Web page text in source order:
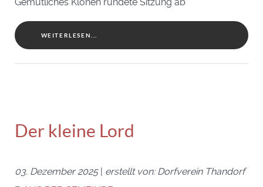
WEITERLESEN...
Der kleine Lord
03. Dezember 2025
erstellt von: Dorfverein Thandorf